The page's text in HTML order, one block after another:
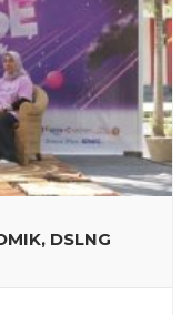
DSLNG